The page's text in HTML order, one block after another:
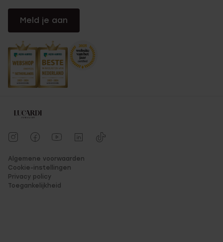
Meld je aan
Algemene voorwaarden
Cookie-instellingen
Privacy policy
Toegankelijkheid